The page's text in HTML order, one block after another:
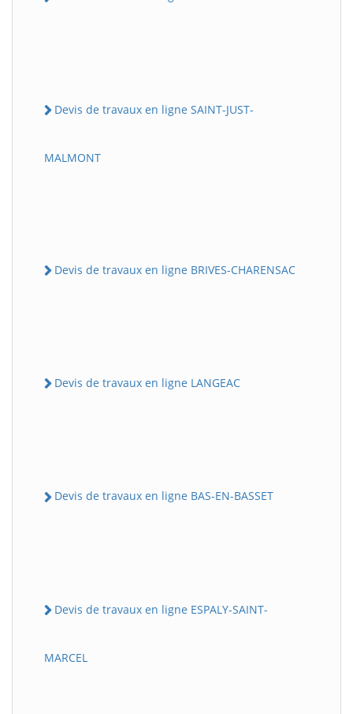
Devis de travaux en ligne SAINT-JUST-
MALMONT
Devis de travaux en ligne BRIVES-CHARENSAC
Devis de travaux en ligne LANGEAC
Devis de travaux en ligne BAS-EN-BASSET
Devis de travaux en ligne ESPALY-SAINT-
MARCEL